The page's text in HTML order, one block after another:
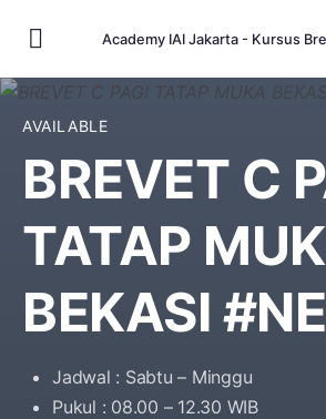
Academy IAI Jakarta - Kursus
AVAILABLE
BREVET C
TATAP
BEKASI
Jadwal : Sabtu – Minggu
Pukul : 08.00 – 12.30 WIB